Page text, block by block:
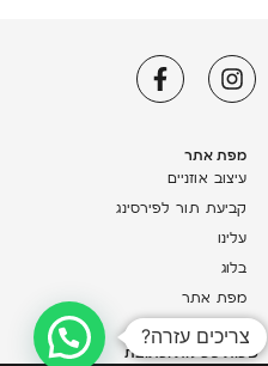
מפת אתר
עיצוב אוזניים
קביעת תור לפירסינג
עלינו
בלוג
מפת אתר
שעות פעילות וכתובת
צריכים עזרה?